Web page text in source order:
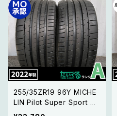
255/35ZR19 96Y MICHE
LIN Pilot Super Sport ミ
シュランパイロットスーパー